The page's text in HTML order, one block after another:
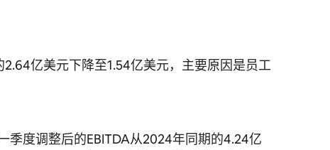
亿美元下降至1.54亿美元，主要原因是员工
季度调整后的EBITDA从2024年同期的4.24亿